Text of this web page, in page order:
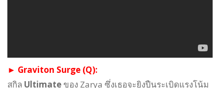
► Graviton Surge (Q):
สกิล Ultimate ของ Zarya ซึ่งเธอจะยิงปืนระเบิดแรงโน้ม